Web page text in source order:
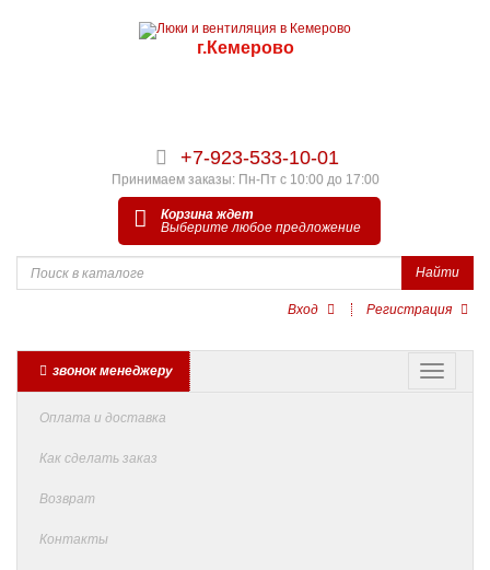
г.Кемерово
+7-923-533-10-01
Принимаем заказы: Пн-Пт с 10:00 до 17:00
Корзина ждет
Выберите любое предложение
Найти
Вход Регистрация
звонок менеджеру
Оплата и доставка
Как сделать заказ
Возврат
Контакты